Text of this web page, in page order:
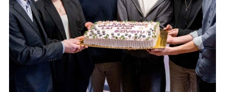
ThreadsFacebookYoutube
X Instagram
Flick TikTok